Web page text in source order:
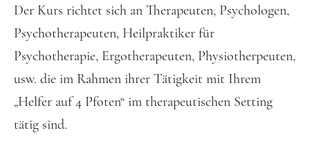
Der Kurs richtet sich an Therapeuten, Psychologen,
Psychotherapeuten, Heilpraktiker für
Psychotherapie, Ergotherapeuten, Physiotherpeuten,
usw. die im Rahmen ihrer Tätigkeit mit Ihrem
„Helfer auf 4 Pfoten“ im therapeutischen Setting
tätig sind.